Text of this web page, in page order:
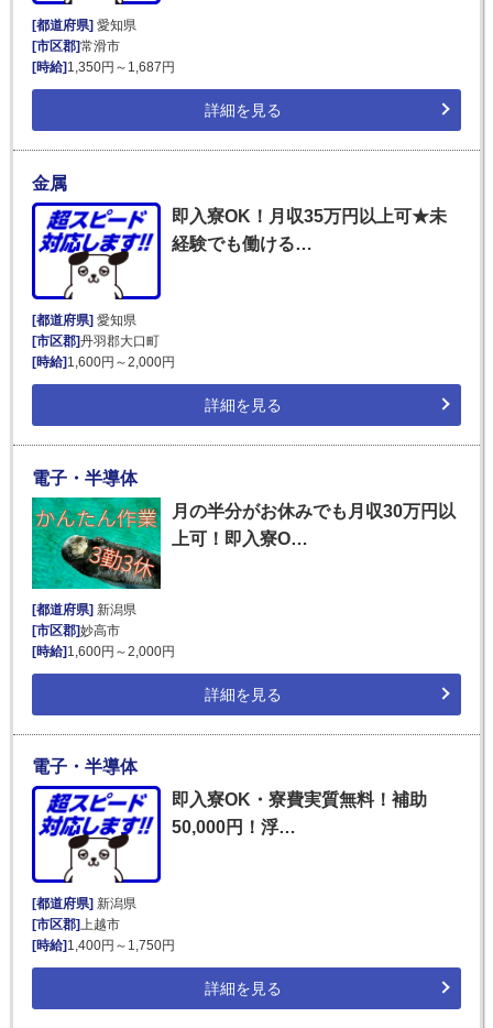
[都道府県] 愛知県
[市区郡]常滑市
[時給] 1,350円～1,687円
詳細を見る
金属
即入寮OK！月収35万円以上可★未
経験でも働ける…
[都道府県]愛知県
[市区郡]丹羽郡大口町
[時給]1,600円～2,000円
詳細を見る
電子・半導体
月の半分がお休みでも月収30万円以
上可！即入寮O…
[都道府県]新潟県
[市区郡]妙高市
[時給]1,600円～2,000円
詳細を見る
電子・半導体
即入寮OK・寮費実質無料！補助
50,000円！浮…
[都道府県] 新潟県
[市区郡]上越市
[時給] 1,400円～1,750円
詳細を見る